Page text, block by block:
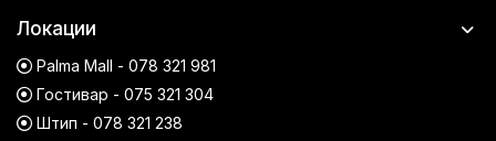
Локации
Palma Mall - 078 321 981
Гостивар - 075 321 304
Штип - 078 321 238